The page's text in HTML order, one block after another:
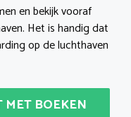
en bekijk vooraf
Het is handig dat
op de luchthaven
MET BOEKEN